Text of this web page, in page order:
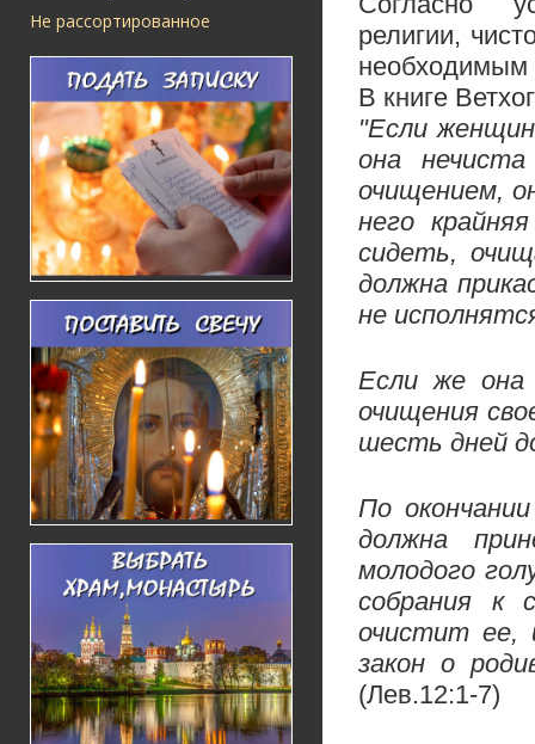
Не рассортированное
религии,
необходимым
В книге
"Если
она
очищением,
него
сидеть,
должна
не
Если же она
очищения
шесть дней
По
должна
молодого
собрания к
очистит ее,
закон о
(Лев.12:1-7)